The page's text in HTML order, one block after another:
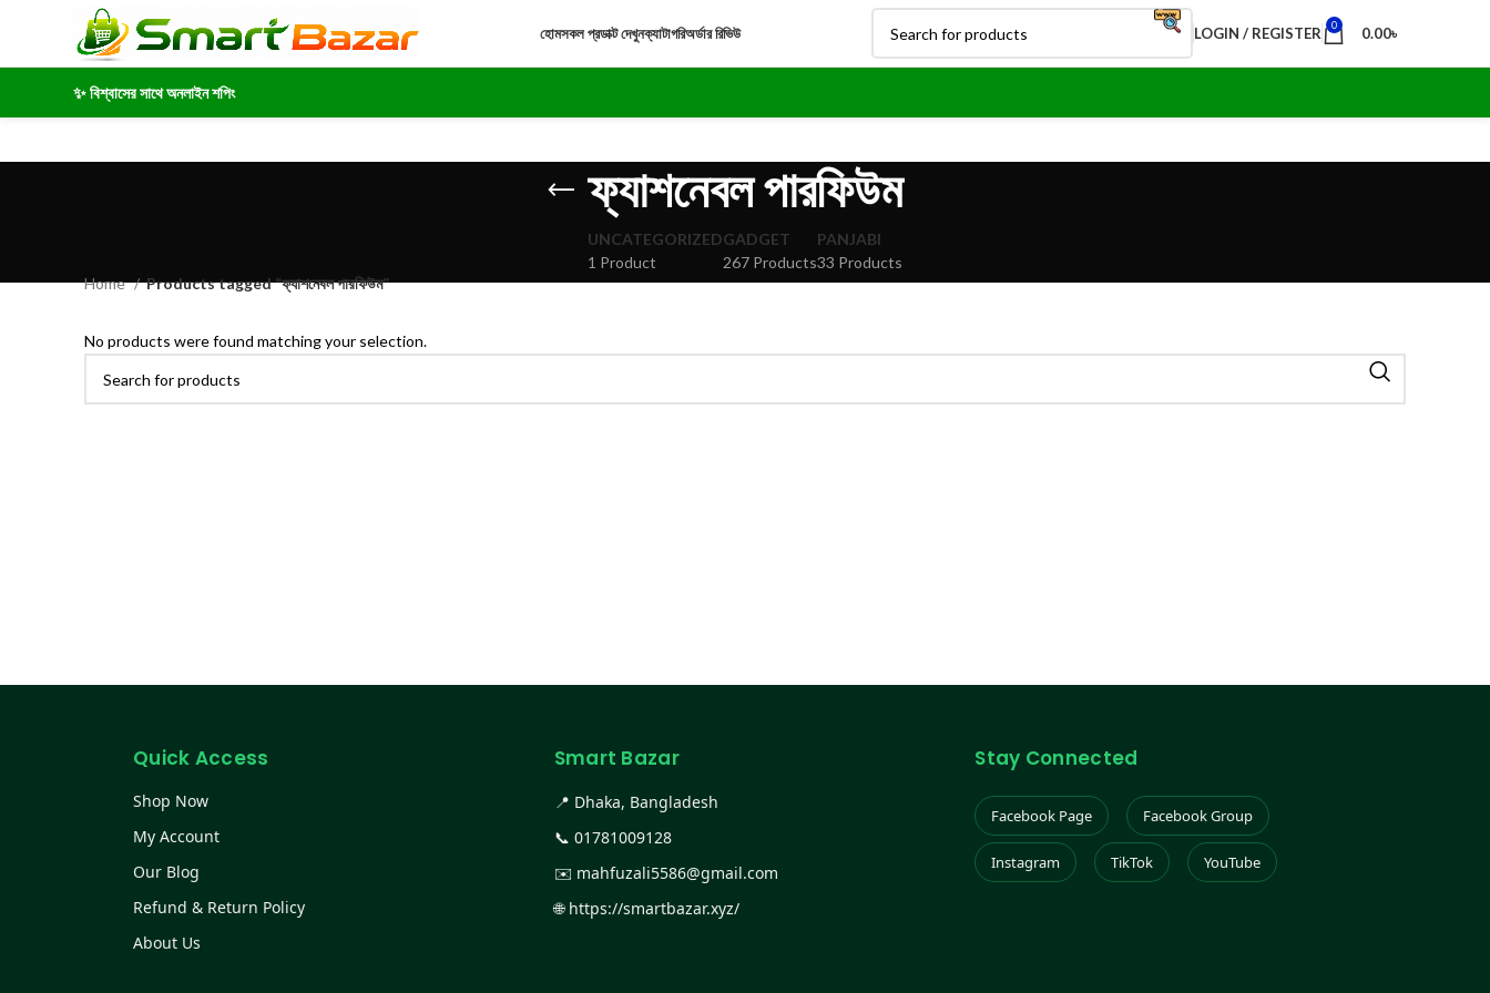
হোমসকল প্রডাক্ট দেখুনক্যাটাগরিঅর্ডার রিভিউ LOGIN / REGISTER 0 0.00৳
✨ বিশ্বাসের সাথে অনলাইন শপিং
ফ্যাশনেবল পারফিউম
UNCATEGORIZED
1 Product
GADGET
267 Products
PANJABI
33 Products
Home
Products tagged “ফ্যাশনেবল পারফিউম”
No products were found matching your selection.
Quick Access
Shop Now
My Account
Our Blog
Refund & Return Policy
About Us
Smart Bazar
📍 Dhaka, Bangladesh
📞 01781009128
✉️ mahfuzali5586@gmail.com
🌐 https://smartbazar.xyz/
Stay Connected
Facebook Page Facebook Group
Instagram TikTok YouTube